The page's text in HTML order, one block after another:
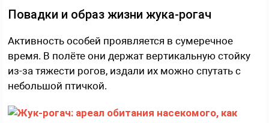
Повадки и образ жизни жука-рогач
Активность особей проявляется в сумеречное
время. В полёте они держат вертикальную стойку
из-за тяжести рогов, издали их можно спутать с
небольшой птичкой.